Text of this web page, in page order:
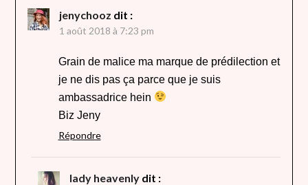
jenychooz dit :
1 août 2018 à 7:23 pm
Grain de malice ma marque de prédilection et
je ne dis pas ça parce que je suis
ambassadrice hein
Biz Jeny
Répondre
lady heavenly dit :